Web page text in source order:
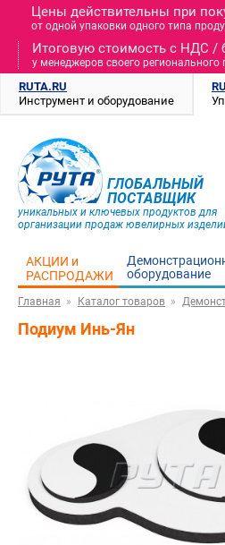
Цены действительны при
от одной упаковки одного типа
Итоговую стоимость c НДС /
у менеджеров своего регионального
RUTA.RU
Инструмент и оборудование
ГЛОБАЛЬНЫЙ
ПОСТАВЩИК
уникальных и ключевых продуктов для
организации продаж ювелирных
АКЦИИ и
РАСПРОДАЖИ
оборудование
Главная Каталог товаров
Подиум Инь-Ян